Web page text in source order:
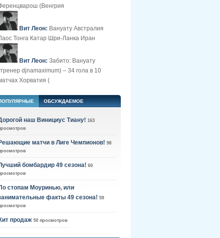
(Венгрия
Вит Леон: Вануату Австралия
Тонга Катар Шри-Ланка Иран
Вит Леон: Забито: Вануату
djnamaximum) – 34 гола в 10
Хорватия (
ОБСУЖДАЕМОЕ
наш Винициус Тиану! 163
матчи в Лиге Чемпионов! 98
бомбардир 49 сезона! 60
стопам Моуринью, или
факты 49 сезона! 59
продаж 50 просмотров